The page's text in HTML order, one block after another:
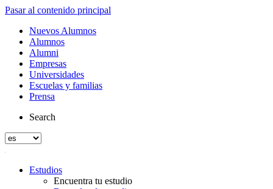
Pasar al contenido principal
Nuevos Alumnos
Alumnos
Alumni
Empresas
Universidades
Escuelas y familias
Prensa
Search
Estudios
Encuentra tu estudio